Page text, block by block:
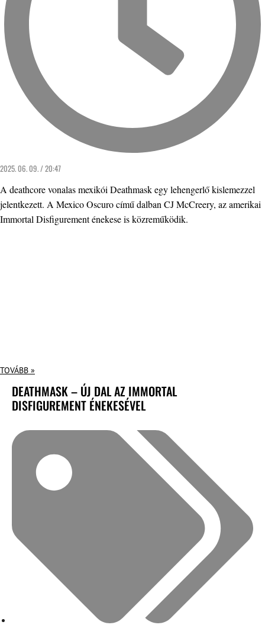
2025. 06. 09. / 20:47
A deathcore vonalas mexikói Deathmask egy lehengerlő kislemezzel
jelentkezett. A Mexico Oscuro című dalban CJ McCreery, az amerikai
Immortal Disfigurement énekese is közreműködik.
TOVÁBB »
DEATHMASK – ÚJ DAL AZ IMMORTAL
DISFIGUREMENT ÉNEKESÉVEL